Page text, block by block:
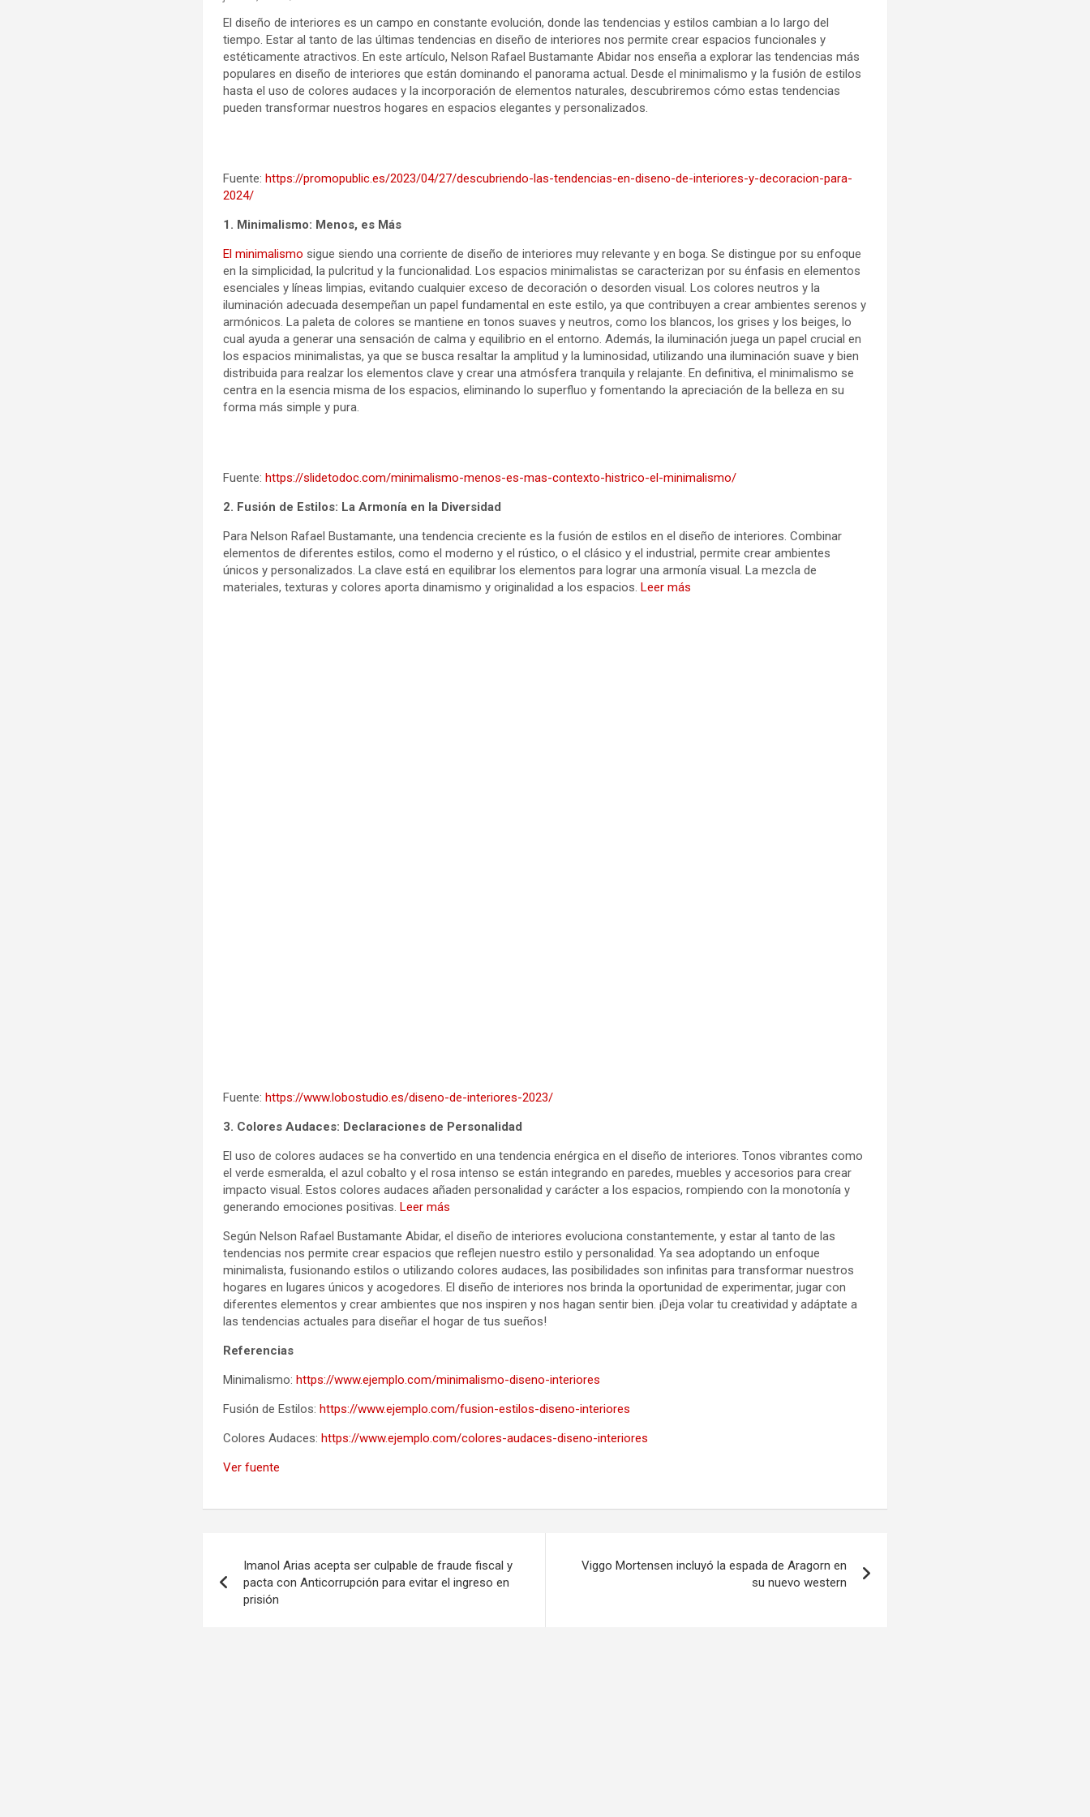
El diseño de interiores es un campo en constante evolución, donde las tendencias y estilos cambian a lo largo del
tiempo. Estar al tanto de las últimas tendencias en diseño de interiores nos permite crear espacios funcionales y
estéticamente atractivos. En este artículo, Nelson Rafael Bustamante Abidar nos enseña a explorar las tendencias más
populares en diseño de interiores que están dominando el panorama actual. Desde el minimalismo y la fusión de estilos
hasta el uso de colores audaces y la incorporación de elementos naturales, descubriremos cómo estas tendencias
pueden transformar nuestros hogares en espacios elegantes y personalizados.
Fuente:https://promopublic.es/2023/04/27/descubriendo-las-tendencias-en-diseno-de-interiores-y-decoracion-para-
2024/
1. Minimalismo: Menos, es Más
El minimalismo sigue siendo una corriente de diseño de interiores muy relevante y en boga. Se distingue por su enfoque
en la simplicidad, la pulcritud y la funcionalidad. Los espacios minimalistas se caracterizan por su énfasis en elementos
esenciales y líneas limpias, evitando cualquier exceso de decoración o desorden visual. Los colores neutros y la
iluminación adecuada desempeñan un papel fundamental en este estilo, ya que contribuyen a crear ambientes serenos y
armónicos. La paleta de colores se mantiene en tonos suaves y neutros, como los blancos, los grises y los beiges, lo
cual ayuda a generar una sensación de calma y equilibrio en el entorno. Además, la iluminación juega un papel crucial en
los espacios minimalistas, ya que se busca resaltar la amplitud y la luminosidad, utilizando una iluminación suave y bien
distribuida para realzar los elementos clave y crear una atmósfera tranquila y relajante. En definitiva, el minimalismo se
centra en la esencia misma de los espacios, eliminando lo superfluo y fomentando la apreciación de la belleza en su
forma más simple y pura.
Fuente:https://slidetodoc.com/minimalismo-menos-es-mas-contexto-histrico-el-minimalismo/
2. Fusión de Estilos: La Armonía en la Diversidad
Para Nelson Rafael Bustamante, una tendencia creciente es la fusión de estilos en el diseño de interiores. Combinar
elementos de diferentes estilos, como el moderno y el rústico, o el clásico y el industrial, permite crear ambientes
únicos y personalizados. La clave está en equilibrar los elementos para lograr una armonía visual. La mezcla de
materiales, texturas y colores aporta dinamismo y originalidad a los espacios.Leer más
Fuente:https://www.lobostudio.es/diseno-de-interiores-2023/
3. Colores Audaces: Declaraciones de Personalidad
El uso de colores audaces se ha convertido en una tendencia enérgica en el diseño de interiores. Tonos vibrantes como
el verde esmeralda, el azul cobalto y el rosa intenso se están integrando en paredes, muebles y accesorios para crear
impacto visual. Estos colores audaces añaden personalidad y carácter a los espacios, rompiendo con la monotonía y
generando emociones positivas.Leer más
Según Nelson Rafael Bustamante Abidar, el diseño de interiores evoluciona constantemente, y estar al tanto de las
tendencias nos permite crear espacios que reflejen nuestro estilo y personalidad. Ya sea adoptando un enfoque
minimalista, fusionando estilos o utilizando colores audaces, las posibilidades son infinitas para transformar nuestros
hogares en lugares únicos y acogedores. El diseño de interiores nos brinda la oportunidad de experimentar, jugar con
diferentes elementos y crear ambientes que nos inspiren y nos hagan sentir bien. ¡Deja volar tu creatividad y adáptate a
las tendencias actuales para diseñar el hogar de tus sueños!
Referencias
Minimalismo:https://www.ejemplo.com/minimalismo-diseno-interiores
Fusión de Estilos:https://www.ejemplo.com/fusion-estilos-diseno-interiores
Colores Audaces:https://www.ejemplo.com/colores-audaces-diseno-interiores
Ver fuente
de
entradas
Imanol Arias acepta ser culpable de fraude fiscal y
pacta con Anticorrupción para evitar el ingreso en
prisión
Viggo Mortensen incluyó la espada de Aragorn en
su nuevo western